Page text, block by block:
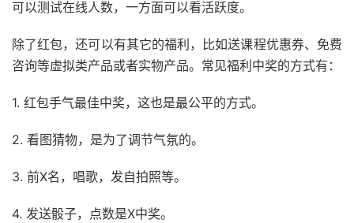
可以测试在线人数，一方面可以看活跃度。
除了红包，还可以有其它的福利，比如送课程优惠券、免费
咨询等虚拟类产品或者实物产品。常见福利中奖的方式有：
1. 红包手气最佳中奖，这也是最公平的方式。
2. 看图猜物，是为了调节气氛的。
3. 前X名，唱歌，发自拍照等。
4. 发送骰子，点数是X中奖。